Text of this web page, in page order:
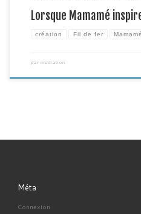
Lorsque Mamamé
création Fil de fer Mamamé
par mediation
Méta
Connexion